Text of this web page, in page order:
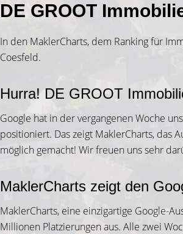
DE GROOT
In den MaklerCharts, dem Ranking für
Coesfeld.
Hurra! DE GROOT
Google hat in der vergangenen Woche
positioniert. Das zeigt MaklerCharts, das
möglich gemacht! Wir freuen uns sehr
MaklerCharts zeigt den
MaklerCharts, eine einzigartige Google-
Millionen Platzierungen aus. Alle zwei